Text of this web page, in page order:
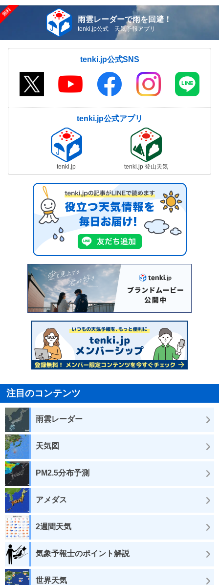
雨雲レーダーで雨を回避！
tenki.jp公式 天気予報アプリ
tenki.jp公式SNS
tenki.jp公式アプリ
tenki.jp tenki.jp 登山天気
注目のコンテンツ
雨雲レーダー
天気図
PM2.5分布予測
アメダス
2週間天気
気象予報士のポイント解説
世界天気